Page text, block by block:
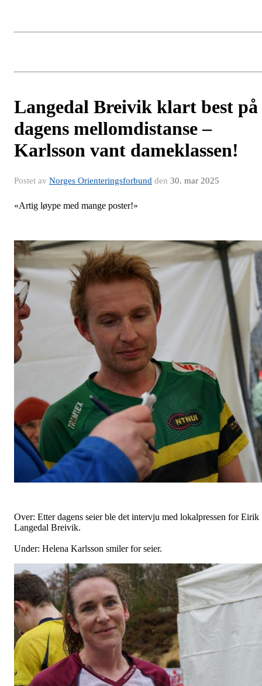
Langedal Breivik klart best på
dagens mellomdistanse –
Karlsson vant dameklassen!
Postet av Norges Orienteringsforbund den 30. mar 2025
«Artig løype med mange poster!»
Over: Etter dagens seier ble det intervju med lokalpressen for Eirik
Langedal Breivik.
Under: Helena Karlsson smiler for seier.